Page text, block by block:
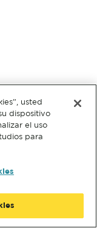
usted
dispositivo
el uso
para